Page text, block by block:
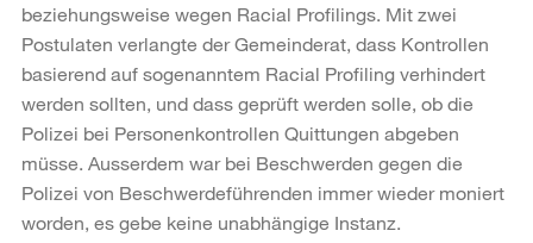
beziehungsweise wegen Racial Profilings. Mit zwei
Postulaten verlangte der Gemeinderat, dass Kontrollen
basierend auf sogenanntem Racial Profiling verhindert
werden sollten, und dass geprüft werden solle, ob die
Polizei bei Personenkontrollen Quittungen abgeben
müsse. Ausserdem war bei Beschwerden gegen die
Polizei von Beschwerdeführenden immer wieder moniert
worden, es gebe keine unabhängige Instanz.